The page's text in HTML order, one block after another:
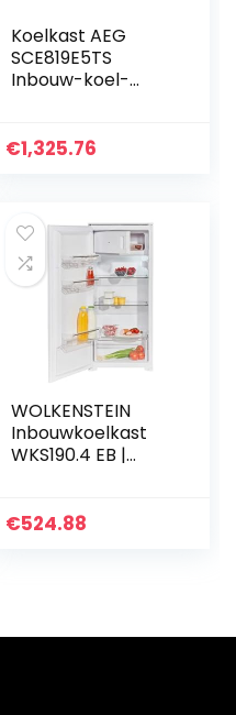
Koelkast AEG
SCE819E5TS
Inbouw-koel-
€1,325.76
WOLKENSTEIN
Inbouwkoelkast
WKS190.4 EB |
Hoogte 122 cm l
verlichting
€524.88